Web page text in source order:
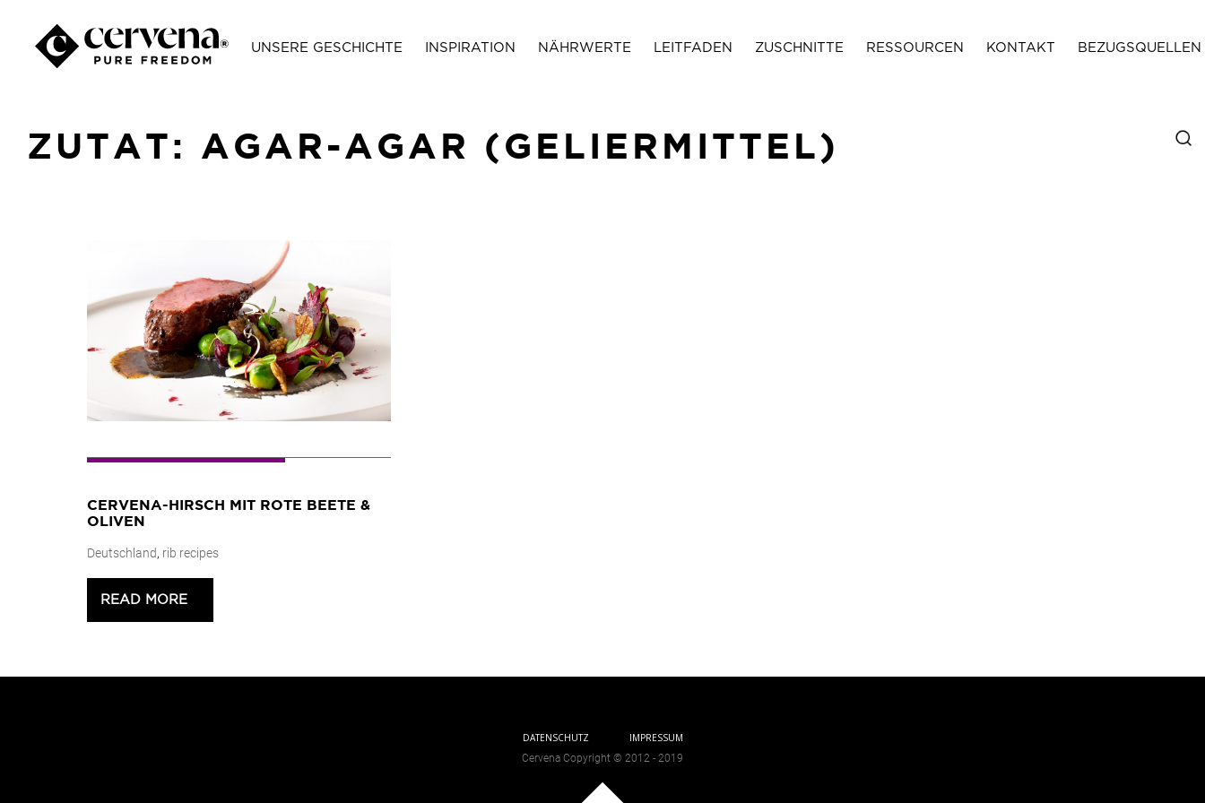
UNSERE GESCHICHTE INSPIRATION NÄHRWERTE LEITFADEN ZUSCHNITTE RESSOURCEN KONTAKT BEZUGSQUELLEN
ZUTAT: AGAR-AGAR (GELIERMITTEL)
CERVENA-HIRSCH MIT ROTE BEETE &
OLIVEN
Deutschland, rib recipes
READ MORE
DATENSCHUTZ
IMPRESSUM
Cervena Copyright © 2012 - 2019